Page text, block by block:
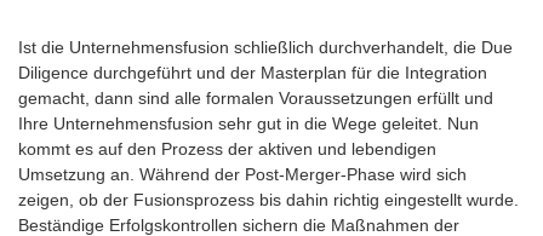
Ist die Unternehmensfusion schließlich durchverhandelt, die Due
Diligence durchgeführt und der Masterplan für die Integration
gemacht, dann sind alle formalen Voraussetzungen erfüllt und
Ihre Unternehmensfusion sehr gut in die Wege geleitet. Nun
kommt es auf den Prozess der aktiven und lebendigen
Umsetzung an. Während der Post-Merger-Phase wird sich
zeigen, ob der Fusionsprozess bis dahin richtig eingestellt wurde.
Beständige Erfolgskontrollen sichern die Maßnahmen der